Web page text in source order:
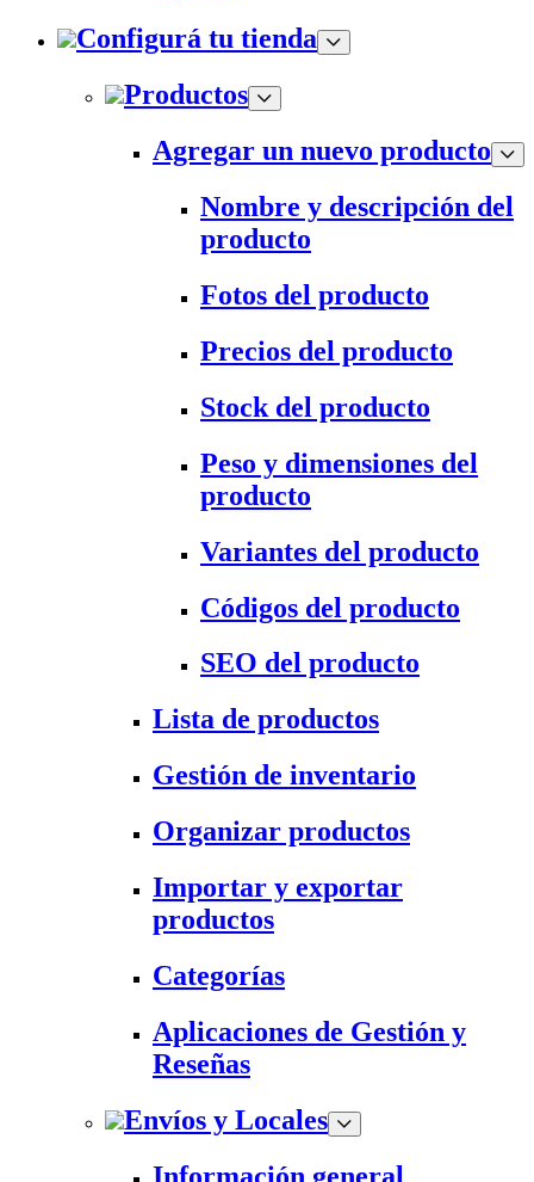
Configurá tu tienda
Productos
Agregar un nuevo producto
Nombre y descripción del
producto
Fotos del producto
Precios del producto
Stock del producto
Peso y dimensiones del
producto
Variantes del producto
Códigos del producto
SEO del producto
Lista de productos
Gestión de inventario
Organizar productos
Importar y exportar
productos
Categorías
Aplicaciones de Gestión y
Reseñas
Envíos y Locales
Información general